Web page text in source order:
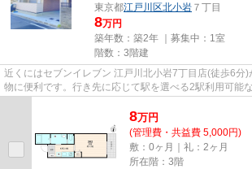
東京都江戸川区北小岩 ７丁目
8万円
築年数：築2年 ｜募集中： 1室
階数：3階建
近くにはセブンイレブン 江戸川北小岩7丁目店(徒歩6分
物に便利です。行き先に応じて駅を選べる2駅利用可能
8万円
(管理費・共益費 5,000円)
敷：0ヶ月｜礼：2ヶ月
所在階：3階